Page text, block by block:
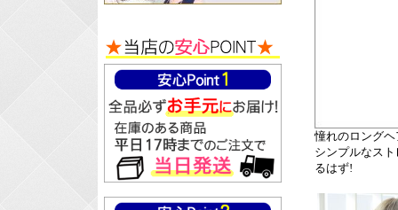
憧れのロング
シンプルなス
るはず!